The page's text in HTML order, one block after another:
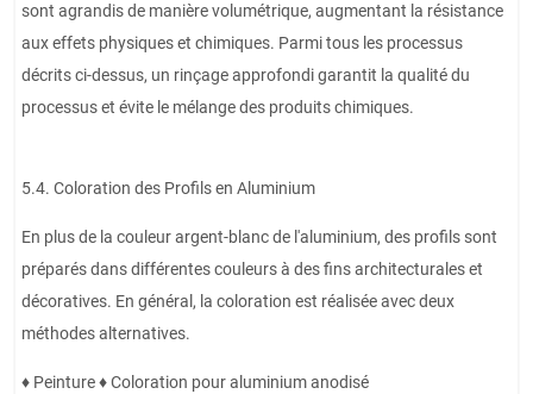
sont agrandis de manière volumétrique, augmentant la résistance
aux effets physiques et chimiques. Parmi tous les processus
décrits ci-dessus, un rinçage approfondi garantit la qualité du
processus et évite le mélange des produits chimiques.
5.4. Coloration des Profils en Aluminium
En plus de la couleur argent-blanc de l'aluminium, des profils sont
préparés dans différentes couleurs à des fins architecturales et
décoratives. En général, la coloration est réalisée avec deux
méthodes alternatives.
♦ Peinture ♦ Coloration pour aluminium anodisé